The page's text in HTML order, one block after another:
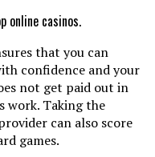
online casinos.
that you can
confidence and your
not get paid out in
work. Taking the
can also score
games.